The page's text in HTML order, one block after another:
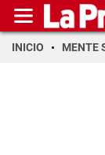
INICIO MENTE